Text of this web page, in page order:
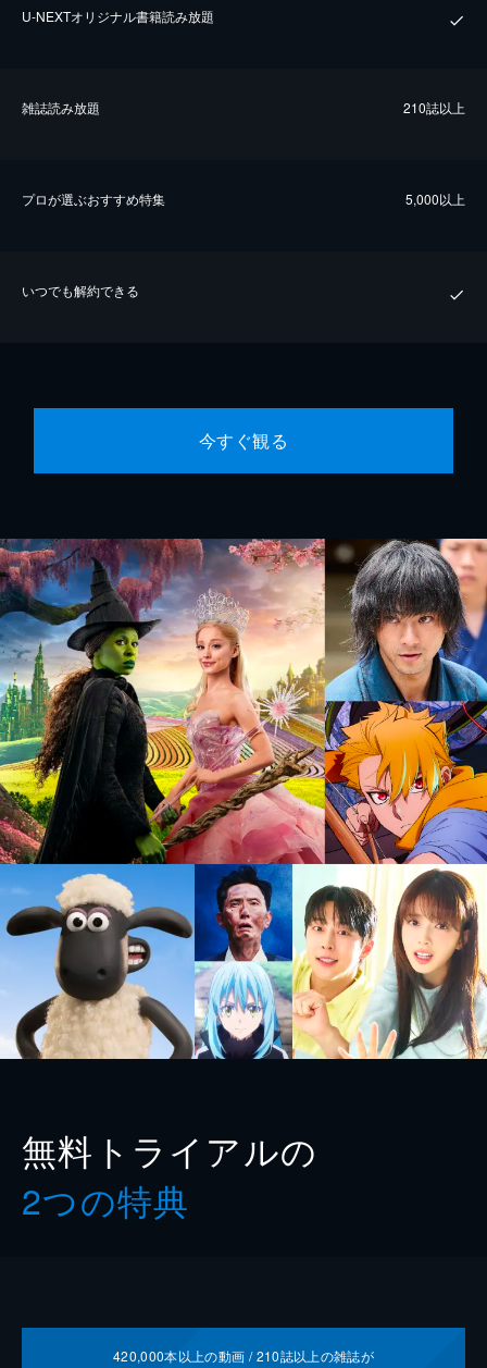
U-NEXTオリジナル書籍読み放題
雑誌読み放題 210誌以上
プロが選ぶおすすめ特集 5,000以上
いつでも解約できる
今すぐ観る
無料トライアルの
2つの特典
420,000本以上の動画 /210誌以上の雑誌が